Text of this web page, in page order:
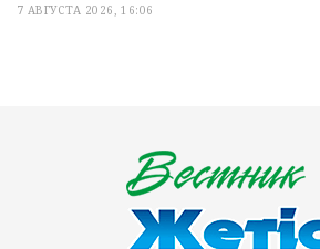
7 АВГУСТА 2026, 16:06